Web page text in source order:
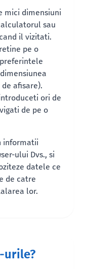
mici dimensiuni
sau
il vizitati.
pe o
afisare).
ori de
de pe o
informatii
ului Dvs., si
datele ce
de catre
lor.
urile?